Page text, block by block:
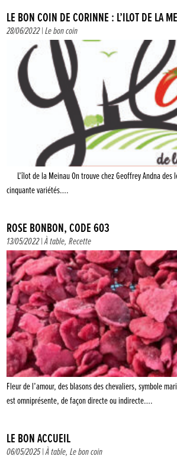
LE BON COIN DE CORINNE : L’ÎLOT DE LA
28/06/2022 |Le bon coin
L’îlot de la Meinau On trouve chez Geoffrey Andna des
cinquante variétés….
ROSE BONBON, CODE 603
13/05/2022 |À table,Recette
Fleur de l’amour, des blasons des chevaliers, symbole
est omniprésente, de façon directe ou indirecte….
LE BON ACCUEIL
06/05/2025 |À table,Le bon coin